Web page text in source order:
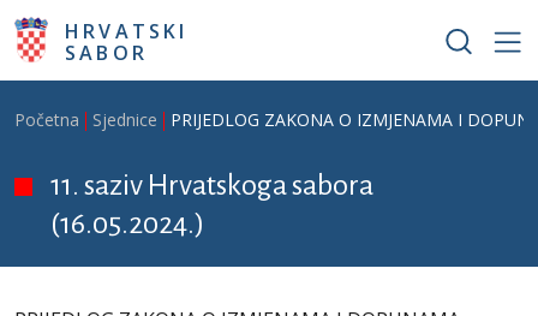
Skoči na glavni sadržaj
HRVATSKI
SABOR
Breadcrumb
Početna Sjednice PRIJEDLOG ZAKONA O IZMJENAMA I
11. saziv Hrvatskoga sabora
(16.05.2024.)